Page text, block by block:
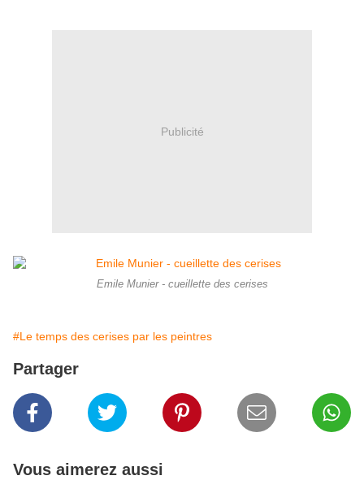
Publicité
Emile Munier - cueillette des cerises
#Le temps des cerises par les peintres
Partager
Vous aimerez aussi